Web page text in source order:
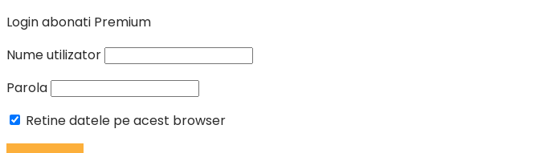
Login abonati Premium
Nume utilizator
Parola
Retine datele pe acest browser